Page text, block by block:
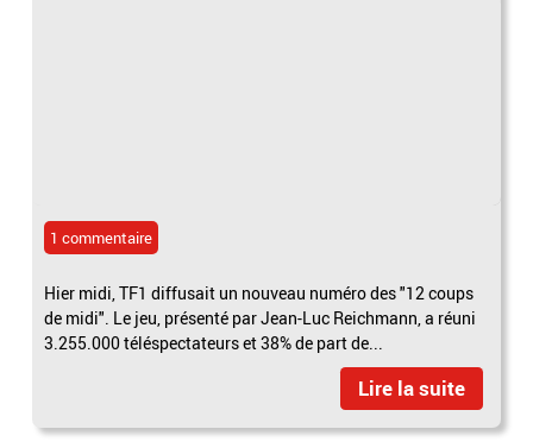
1 commentaire
Hier midi, TF1 diffusait un nouveau numéro des "12 coups
de midi". Le jeu, présenté par Jean-Luc Reichmann, a réuni
3.255.000 téléspectateurs et 38% de part de...
Lire la suite